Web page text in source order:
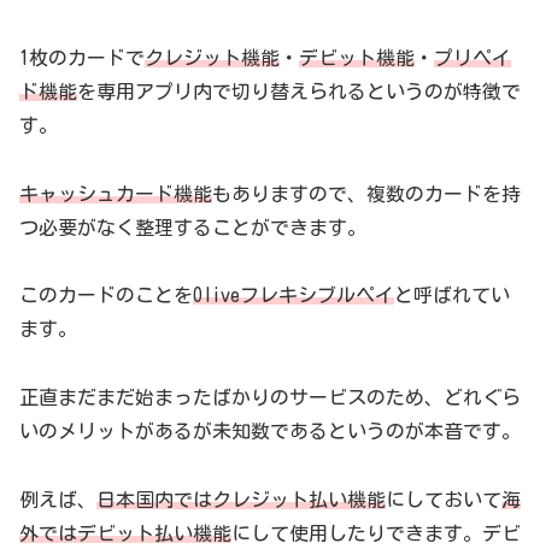
1枚のカードでクレジット機能 ・ デビット機能 ・ プリペイ
ド機能を専用アプリ内で切り替えられるというのが特徴で
す。
キャッシュカード機能もありますので、複数のカードを持
つ必要がなく整理することができます。
このカードのことをOliveフレキシブルペイと呼ばれてい
ます。
正直まだまだ始まったばかりのサービスのため、どれぐら
いのメリットがあるが未知数であるというのが本音です。
例えば、 日本国内ではクレジット払い機能にしておいて海
外ではデビット払い機能にして使用したりできます。デビ